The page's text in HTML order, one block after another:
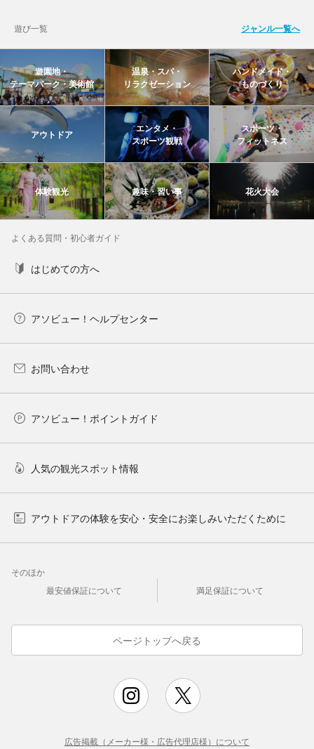
遊び一覧 ジャンル一覧へ
遊園地・
テーマパーク・美術館
温泉・スパ・
リラクゼーション
ハンドメイド・
ものづくり
アウトドア
エンタメ・
スポーツ観戦
スポーツ・
フィットネス
体験観光 趣味・習い事 花火大会
よくある質問・初心者ガイド
はじめての方へ
アソビュー！ヘルプセンター
お問い合わせ
アソビュー！ポイントガイド
人気の観光スポット情報
アウトドアの体験を安心・安全にお楽しみいただくために
そのほか
最安値保証について
満足保証について
ページトップへ戻る
広告掲載（メーカー様・広告代理店様）について